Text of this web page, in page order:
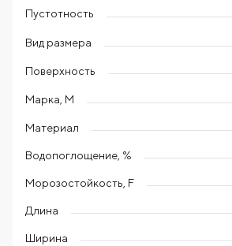
Пустотность
Вид размера
Поверхность
Марка, М
Материал
Водопоглощение, %
Морозостойкость, F
Длина
Ширина